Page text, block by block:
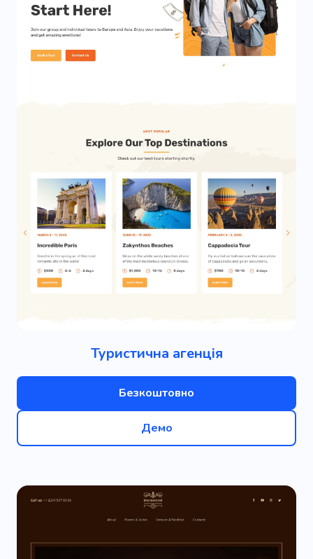
Туристична агенція
Безкоштовно
Демо